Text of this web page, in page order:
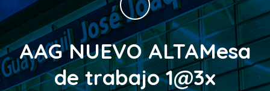
AAG NUEVO ALTAMesa
de trabajo 1@3x